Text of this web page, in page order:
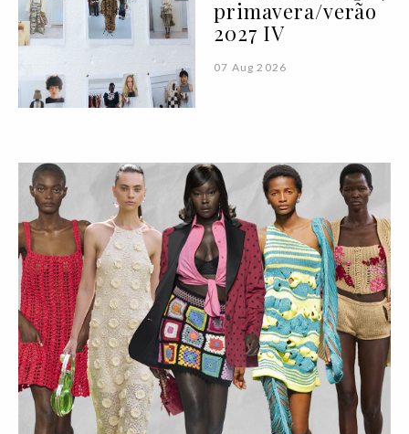
primavera/verão
2027 IV
07 Aug 2026